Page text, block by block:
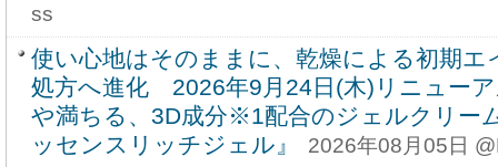
ss
使い心地はそのままに、乾燥による初期エ
処方へ進化 2026年9月24日(木)リニュー
や満ちる、3D成分※1配合のジェルクリー
ッセンスリッチジェル』
2026年08月05日